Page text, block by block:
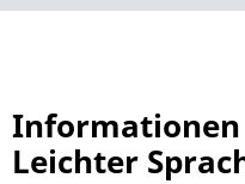
Informationen
Leichter